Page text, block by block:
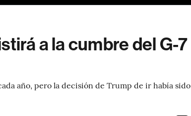
a la cumbre del G-7
año, pero la decisión de Trump de ir había sido